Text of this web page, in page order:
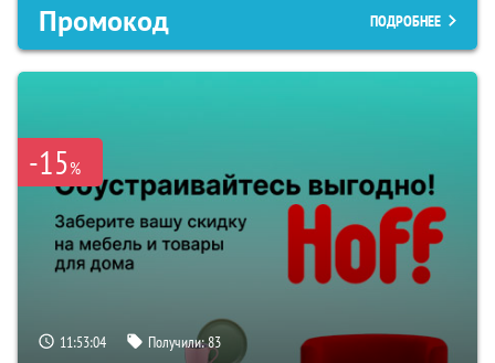
Промокод ПОДРОБНЕЕ
-15%
11:53:03 Получили:83